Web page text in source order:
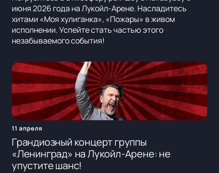
июня 2026 года на Лукойл-Арене. Насладитесь
хитами «Моя хулиганка», «Пожары» в живом
исполнении. Успейте стать частью этого
незабываемого события!
11 апреля
Грандиозный концерт группы
«Ленинград» на Лукойл-Арене: не
упустите шанс!